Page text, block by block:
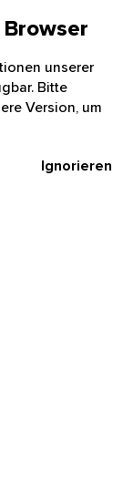
unserer
Bitte
Version, um
Ignorieren